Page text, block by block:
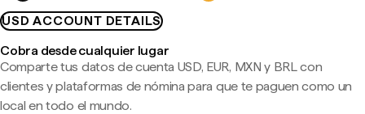
USD ACCOUNT DETAILS
Cobra desde cualquier lugar
Comparte tus datos de cuenta USD, EUR, MXN y BRL con
clientes y plataformas de nómina para que te paguen como un
local en todo el mundo.